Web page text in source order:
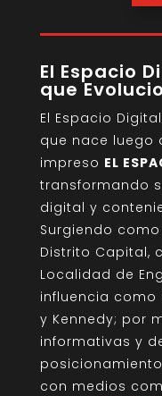
El Espacio
que
El Espacio
que nace luego
impreso EL
transformando
digital y
Surgiendo
Distrito Capital,
Localidad de
influencia como
y Kennedy; por
informativas y
con medios